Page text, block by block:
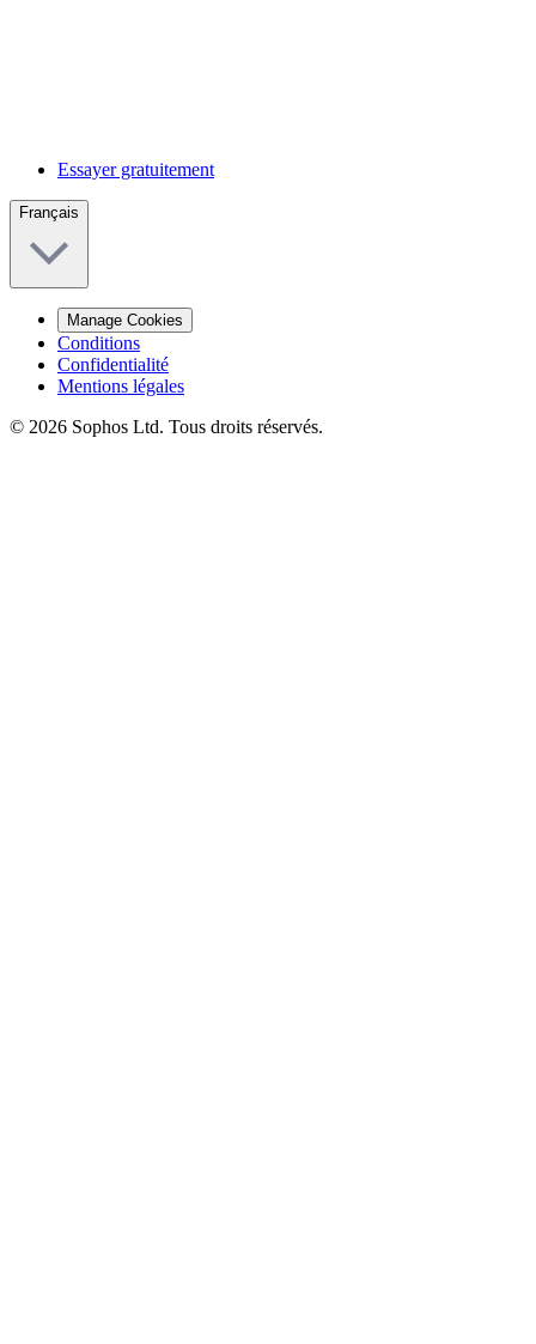
Essayer gratuitement
Français
Manage Cookies
Conditions
Confidentialité
Mentions légales
© 2026 Sophos Ltd. Tous droits réservés.